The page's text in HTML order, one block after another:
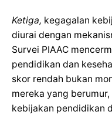
Ketiga, kegagalan
diurai dengan
Survei PIAAC
pendidikan dan
skor rendah bukan
mereka yang
kebijakan pendidikan